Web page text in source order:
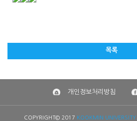
목록
개인정보처리방침
COPYRIGHT© 2017 KOOKMIN UNIVERSITY.